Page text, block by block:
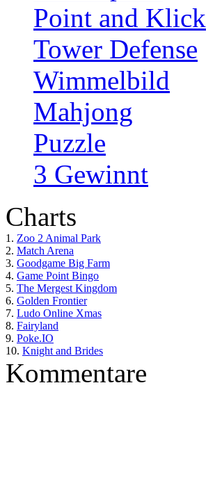
Point and Klick
Tower Defense
Wimmelbild
Mahjong
Puzzle
3 Gewinnt
Charts
1. Zoo 2 Animal Park
2. Match Arena
3. Goodgame Big Farm
4. Game Point Bingo
5. The Mergest Kingdom
6. Golden Frontier
7. Ludo Online Xmas
8. Fairyland
9. Poke.IO
10. Knight and Brides
Kommentare